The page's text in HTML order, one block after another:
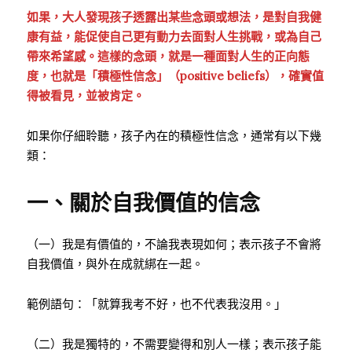
如果，大人發現孩子透露出某些念頭或想法，是對自我健
康有益，能促使自己更有動力去面對人生挑戰，或為自己
帶來希望感。這樣的念頭，就是一種面對人生的正向態
度，也就是「積極性信念」（positive beliefs），確實值
得被看見，並被肯定。
如果你仔細聆聽，孩子內在的積極性信念，通常有以下幾
類：
一、關於自我價值的信念
（一）我是有價值的，不論我表現如何；表示孩子不會將
自我價值，與外在成就綁在一起。
範例語句：「就算我考不好，也不代表我沒用。」
（二）我是獨特的，不需要變得和別人一樣；表示孩子能